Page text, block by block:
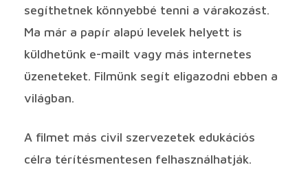
segíthetnek könnyebbé tenni a várakozást.
Ma már a papír alapú levelek helyett is
küldhetünk e-mailt vagy más internetes
üzeneteket. Filmünk segít eligazodni ebben a
világban.
A filmet más civil szervezetek edukációs
célra térítésmentesen felhasználhatják.